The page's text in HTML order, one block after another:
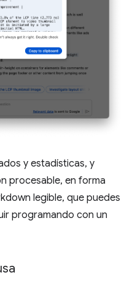
y estadísticas, y
procesable, en forma
legible, que puedes
programando con un